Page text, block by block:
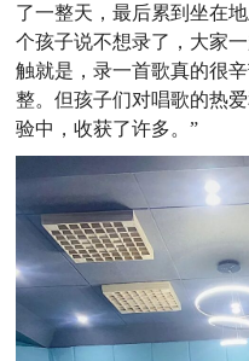
了一整天，最后累到坐在
个孩子说不想录了，大家
触就是，录一首歌真的很
整。但孩子们对唱歌的热
验中，收获了许多。”